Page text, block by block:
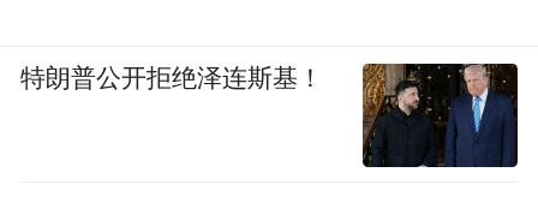
特朗普公开拒绝泽连斯基！